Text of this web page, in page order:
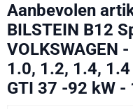
Aanbevolen
BILSTEIN B12
VOLKSWAGEN
1.0, 1.2, 1.4,
GTI 37 -92 kW